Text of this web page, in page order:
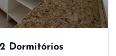
Dormitórios